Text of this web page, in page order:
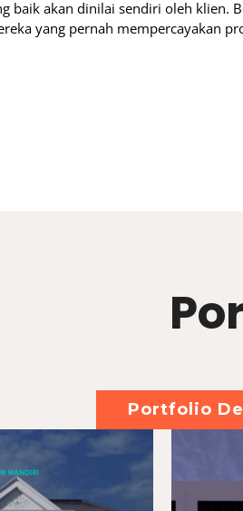
baik akan dinilai sendiri oleh klien.
yang pernah mempercayakan
Portfolio